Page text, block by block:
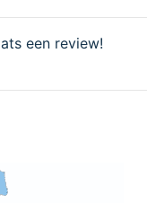
een review!